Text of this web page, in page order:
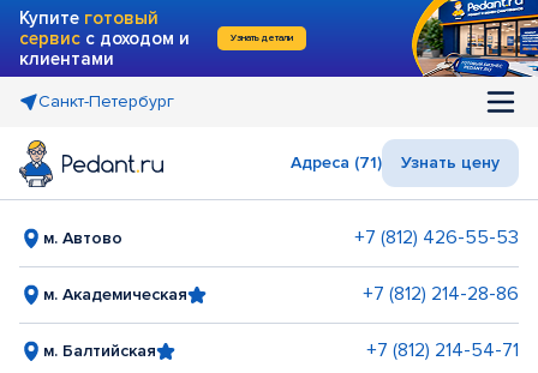
Купите готовый
сервис с доходом и
клиентами
Узнать детали
Санкт-Петербург
Адреса (71) Узнать цену
м. Автово +7 (812) 426-55-53
м. Академическая +7 (812) 214-28-86
м. Балтийская +7 (812) 214-54-71